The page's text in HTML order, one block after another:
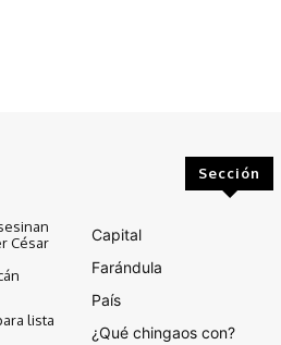
César
lista
Sección
Capital
Farándula
País
¿Qué chingaos con?